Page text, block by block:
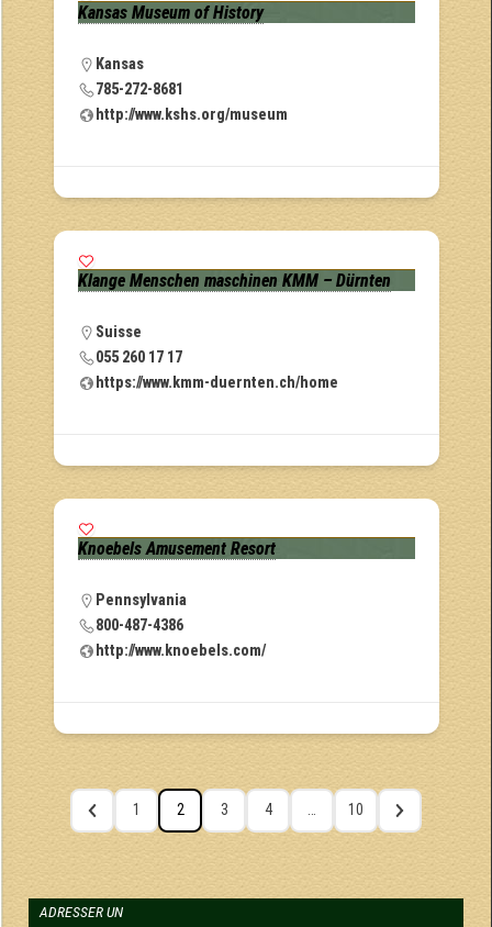
Kansas Museum of History
Kansas
785-272-8681
http://www.kshs.org/museum
Klange Menschen maschinen KMM – Dürnten
Suisse
055 260 17 17
https://www.kmm-duernten.ch/home
Knoebels Amusement Resort
Pennsylvania
800-487-4386
http://www.knoebels.com/
1 2 3 4 … 10
ADRESSER UN